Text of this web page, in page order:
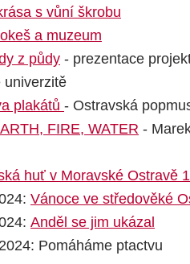
s vůní škrobu
a muzeum
z půdy - prezentace
univerzitě
plakátů - Ostravská
FIRE, WATER -
huť v Moravské Ostravě
Vánoce ve středověké
Anděl se jim ukázal
Pomáháme ptactvu